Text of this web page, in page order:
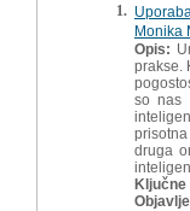
1.
Monika
Opis:
prakse.
so nas
druga
Ključne